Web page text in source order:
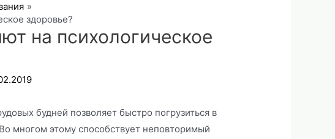
здоровье?
на психологическое
будней позволяет быстро погрузиться в
многом этому способствует неповторимый